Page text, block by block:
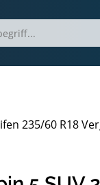
235/60 R18